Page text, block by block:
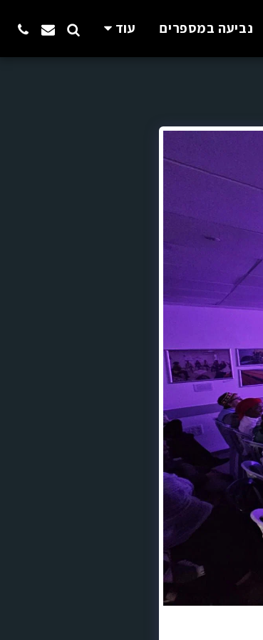
נביעה במספרים עוד